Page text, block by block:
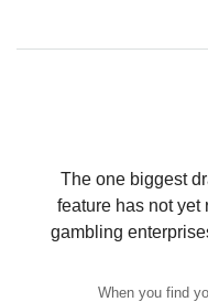
The one biggest
feature has not yet
gambling
When you find